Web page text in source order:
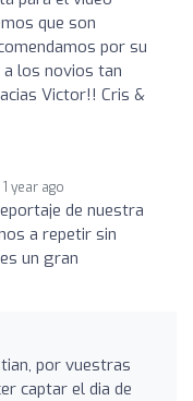
que son
por su
los novios tan
Victor!! Cris &
1 year ago
de nuestra
a repetir sin
un gran
por vuestras
captar el dia de